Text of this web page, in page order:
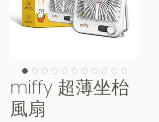
miffy 超薄坐枱
風扇